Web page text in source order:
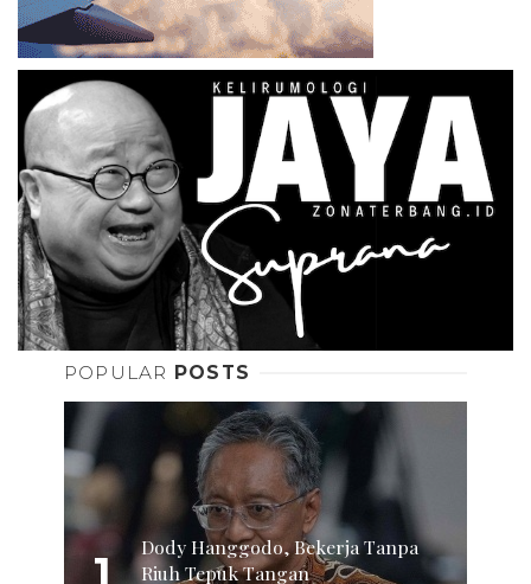
POPULAR POSTS
1
Dody Hanggodo, Bekerja Tanpa
Riuh Tepuk Tangan